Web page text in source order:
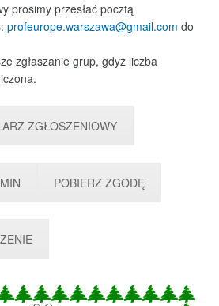
prosimy przesłać pocztą
profeurope.warszawa@gmail.com do
zgłaszanie grup, gdyż liczba
ZGŁOSZENIOWY
POBIERZ ZGODĘ